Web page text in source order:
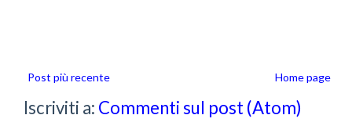
Post più recente Home page
Iscriviti a: Commenti sul post (Atom)